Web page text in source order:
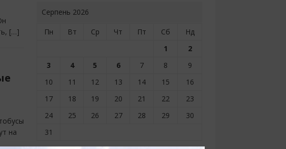
[…]
на
Серпень 2026
Пн Вт Ср Чт Пт Сб
Нд
1
2
3
4 5 6 7 8
9
10
11 12 13 14 15
16
17
18 19 20 21 22
23
24
25 26 27 28 29
30
31